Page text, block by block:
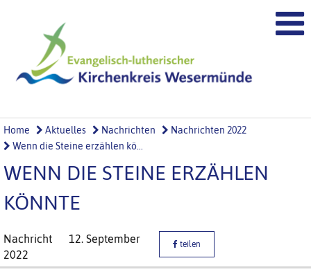
Home Aktuelles Nachrichten
Nachrichten 2022
Wenn die Steine erzählen kö...
WENN DIE STEINE ERZÄHLEN
KÖNNTE
Nachricht
12. September
2022
teilen